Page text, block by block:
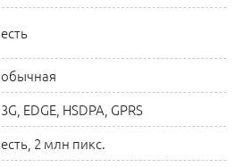
есть
обычная
3G, EDGE, HSDPA, GPRS
есть, 2 млн пикс.